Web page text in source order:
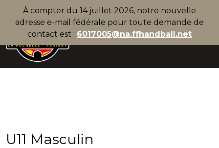
À compter du 14 juillet 2026, notre nouvelle
adresse e-mail fédérale pour toute demande de
contact est : 6017005@na.ffhandball.net
U11 Masculin